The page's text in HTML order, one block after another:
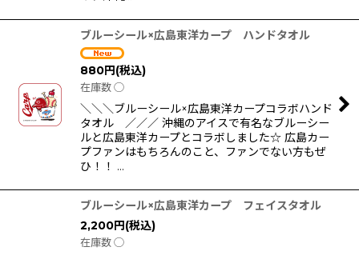
ブルーシール×広島東洋カープ ハンドタオル
880円(税込)
在庫数 ◯
＼＼＼ブルーシール×広島東洋カープコラボハンド
タオル ／／／ 沖縄のアイスで有名なブルーシー
ルと広島東洋カープとコラボしました☆ 広島カー
プファンはもちろんのこと、ファンでない方もぜ
ひ！！ …
ブルーシール×広島東洋カープ フェイスタオル
2,200円(税込)
在庫数 ◯